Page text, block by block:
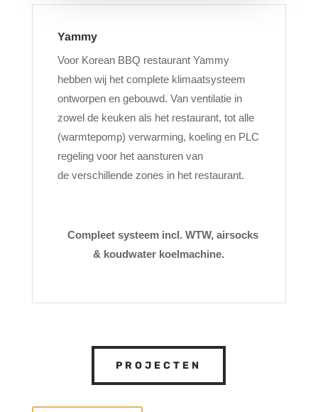
Yammy
Voor Korean BBQ restaurant Yammy
hebben wij het complete klimaatsysteem
ontworpen en gebouwd. Van ventilatie in
zowel de keuken als het restaurant, tot alle
(warmtepomp) verwarming, koeling en PLC
regeling voor het aansturen van
de verschillende zones in het restaurant.
Compleet systeem incl. WTW, airsocks
& koudwater koelmachine.
PROJECTEN